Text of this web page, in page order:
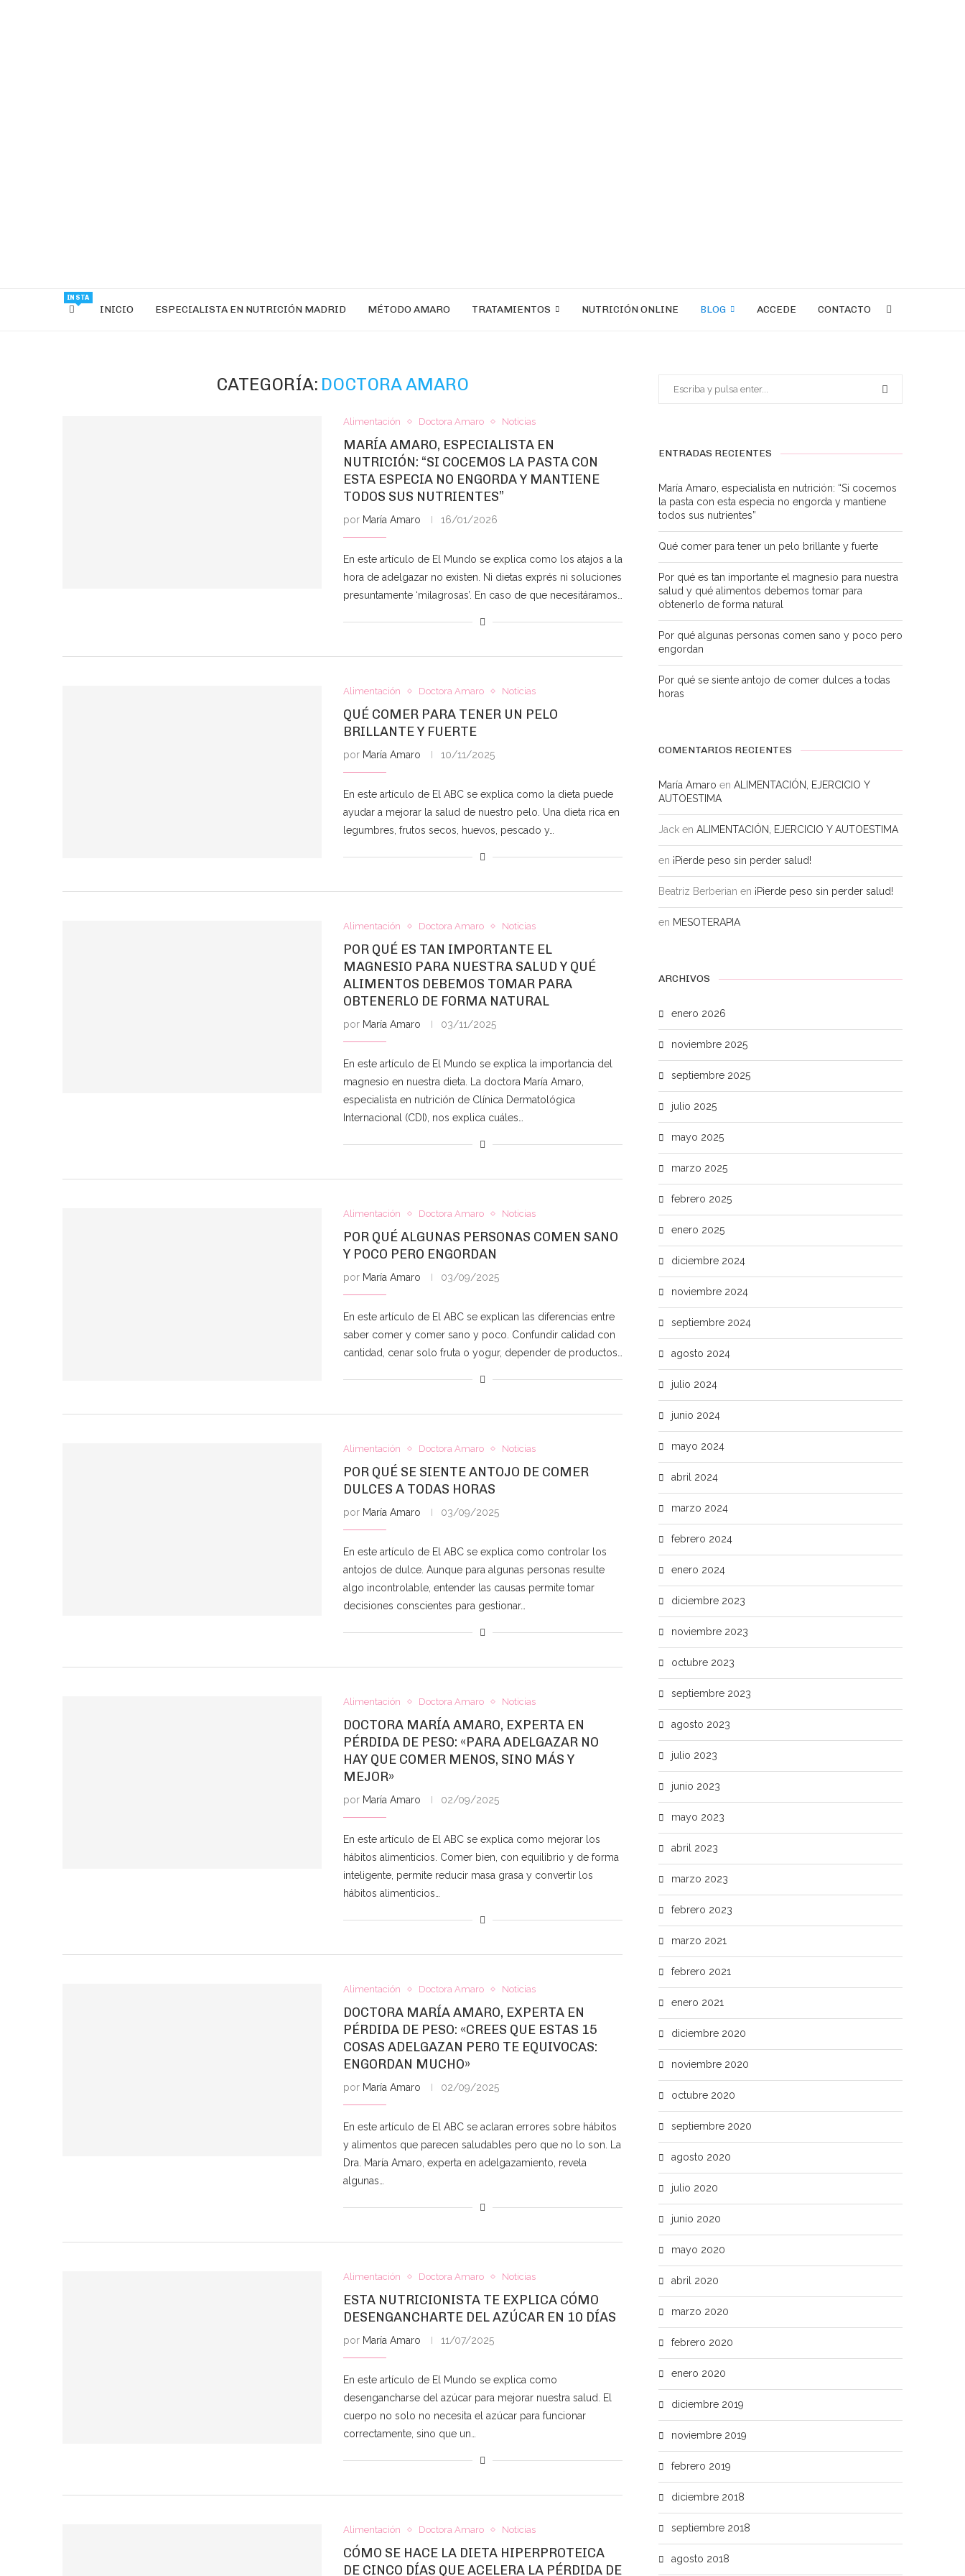
INSTA
INICIO ESPECIALISTA EN NUTRICIÓN MADRID MÉTODO AMARO TRATAMIENTOS NUTRICIÓN ONLINE BLOG ACCEDE CONTACTO
CATEGORÍA: DOCTORA AMARO
Alimentación Doctora Amaro Noticias
MARÍA AMARO, ESPECIALISTA EN
NUTRICIÓN: “SI COCEMOS LA PASTA CON
ESTA ESPECIA NO ENGORDA Y MANTIENE
TODOS SUS NUTRIENTES”
por María Amaro 16/01/2026
En este artículo de El Mundo se explica como los atajos a la
hora de adelgazar no existen. Ni dietas exprés ni soluciones
presuntamente ‘milagrosas’. En caso de que necesitáramos…
Alimentación Doctora Amaro Noticias
QUÉ COMER PARA TENER UN PELO
BRILLANTE Y FUERTE
por María Amaro 10/11/2025
En este artículo de El ABC se explica como la dieta puede
ayudar a mejorar la salud de nuestro pelo. Una dieta rica en
legumbres, frutos secos, huevos, pescado y…
Alimentación Doctora Amaro Noticias
POR QUÉ ES TAN IMPORTANTE EL
MAGNESIO PARA NUESTRA SALUD Y QUÉ
ALIMENTOS DEBEMOS TOMAR PARA
OBTENERLO DE FORMA NATURAL
por María Amaro 03/11/2025
En este artículo de El Mundo se explica la importancia del
magnesio en nuestra dieta. La doctora María Amaro,
especialista en nutrición de Clínica Dermatológica
Internacional (CDI), nos explica cuáles…
Alimentación Doctora Amaro Noticias
POR QUÉ ALGUNAS PERSONAS COMEN SANO
Y POCO PERO ENGORDAN
por María Amaro 03/09/2025
En este artículo de El ABC se explican las diferencias entre
saber comer y comer sano y poco. Confundir calidad con
cantidad, cenar solo fruta o yogur, depender de productos…
Alimentación Doctora Amaro Noticias
POR QUÉ SE SIENTE ANTOJO DE COMER
DULCES A TODAS HORAS
por María Amaro 03/09/2025
En este artículo de El ABC se explica como controlar los
antojos de dulce. Aunque para algunas personas resulte
algo incontrolable, entender las causas permite tomar
decisiones conscientes para gestionar…
Alimentación Doctora Amaro Noticias
DOCTORA MARÍA AMARO, EXPERTA EN
PÉRDIDA DE PESO: «PARA ADELGAZAR NO
HAY QUE COMER MENOS, SINO MÁS Y
MEJOR»
por María Amaro 02/09/2025
En este artículo de El ABC se explica como mejorar los
hábitos alimenticios. Comer bien, con equilibrio y de forma
inteligente, permite reducir masa grasa y convertir los
hábitos alimenticios…
Alimentación Doctora Amaro Noticias
DOCTORA MARÍA AMARO, EXPERTA EN
PÉRDIDA DE PESO: «CREES QUE ESTAS 15
COSAS ADELGAZAN PERO TE EQUIVOCAS:
ENGORDAN MUCHO»
por María Amaro 02/09/2025
En este artículo de El ABC se aclaran errores sobre hábitos
y alimentos que parecen saludables pero que no lo son. La
Dra. María Amaro, experta en adelgazamiento, revela
algunas…
Alimentación Doctora Amaro Noticias
ESTA NUTRICIONISTA TE EXPLICA CÓMO
DESENGANCHARTE DEL AZÚCAR EN 10 DÍAS
por María Amaro 11/07/2025
En este artículo de El Mundo se explica como
desengancharse del azúcar para mejorar nuestra salud. El
cuerpo no solo no necesita el azúcar para funcionar
correctamente, sino que un…
Alimentación Doctora Amaro Noticias
CÓMO SE HACE LA DIETA HIPERPROTEICA
DE CINCO DÍAS QUE ACELERA LA PÉRDIDA DE
ENTRADAS RECIENTES
María Amaro, especialista en nutrición: “Si cocemos
la pasta con esta especia no engorda y mantiene
todos sus nutrientes”
Qué comer para tener un pelo brillante y fuerte
Por qué es tan importante el magnesio para nuestra
salud y qué alimentos debemos tomar para
obtenerlo de forma natural
Por qué algunas personas comen sano y poco pero
engordan
Por qué se siente antojo de comer dulces a todas
horas
COMENTARIOS RECIENTES
María Amaro en ALIMENTACIÓN, EJERCICIO Y
AUTOESTIMA
Jack en ALIMENTACIÓN, EJERCICIO Y AUTOESTIMA
en ¡Pierde peso sin perder salud!
Beatriz Berberian en ¡Pierde peso sin perder salud!
en MESOTERAPIA
ARCHIVOS
enero 2026
noviembre 2025
septiembre 2025
julio 2025
mayo 2025
marzo 2025
febrero 2025
enero 2025
diciembre 2024
noviembre 2024
septiembre 2024
agosto 2024
julio 2024
junio 2024
mayo 2024
abril 2024
marzo 2024
febrero 2024
enero 2024
diciembre 2023
noviembre 2023
octubre 2023
septiembre 2023
agosto 2023
julio 2023
junio 2023
mayo 2023
abril 2023
marzo 2023
febrero 2023
marzo 2021
febrero 2021
enero 2021
diciembre 2020
noviembre 2020
octubre 2020
septiembre 2020
agosto 2020
julio 2020
junio 2020
mayo 2020
abril 2020
marzo 2020
febrero 2020
enero 2020
diciembre 2019
noviembre 2019
febrero 2019
diciembre 2018
septiembre 2018
agosto 2018